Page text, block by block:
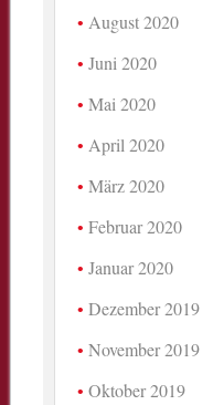
August 2020
Juni 2020
Mai 2020
April 2020
März 2020
Februar 2020
Januar 2020
Dezember 2019
November 2019
Oktober 2019